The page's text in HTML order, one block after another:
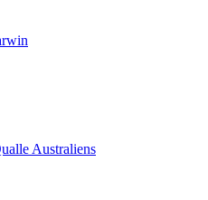
Australiens